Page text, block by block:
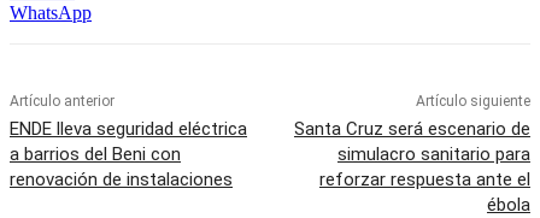
WhatsApp
Artículo anterior
ENDE lleva seguridad eléctrica
a barrios del Beni con
renovación de instalaciones
Artículo siguiente
Santa Cruz será escenario de
simulacro sanitario para
reforzar respuesta ante el
ébola